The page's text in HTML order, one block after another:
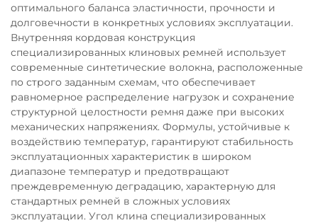
оптимального баланса эластичности, прочности и
долговечности в конкретных условиях эксплуатации.
Внутренняя кордовая конструкция
специализированных клиновых ремней использует
современные синтетические волокна, расположенные
по строго заданным схемам, что обеспечивает
равномерное распределение нагрузок и сохранение
структурной целостности ремня даже при высоких
механических напряжениях. Формулы, устойчивые к
воздействию температур, гарантируют стабильность
эксплуатационных характеристик в широком
диапазоне температур и предотвращают
преждевременную деградацию, характерную для
стандартных ремней в сложных условиях
эксплуатации. Угол клина специализированных